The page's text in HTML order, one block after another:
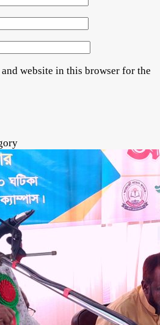
and website in this browser for the